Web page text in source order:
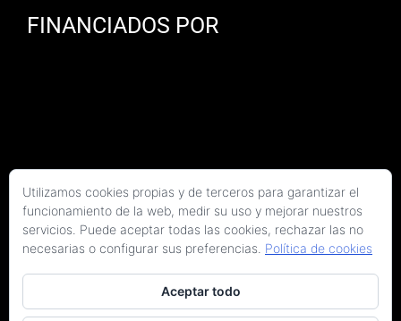
FINANCIADOS POR
Copyright 2026 Kaitek Servicios Tecnicos para la Construcción S.L.P. | Todos los
Utilizamos cookies propias y de terceros para garantizar el
funcionamiento de la web, medir su uso y mejorar nuestros
servicios. Puede aceptar todas las cookies, rechazar las no
necesarias o configurar sus preferencias. Política de cookies
Aceptar todo